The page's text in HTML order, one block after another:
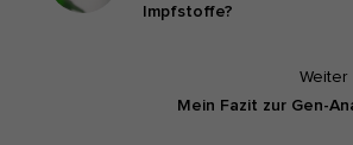
Impfstoffe?
Weiter
Mein Fazit zur Gen-